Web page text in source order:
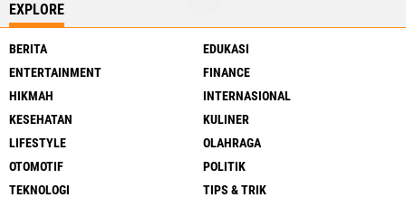
EXPLORE
BERITA
EDUKASI
ENTERTAINMENT
FINANCE
HIKMAH
INTERNASIONAL
KESEHATAN
KULINER
LIFESTYLE
OLAHRAGA
OTOMOTIF
POLITIK
TEKNOLOGI
TIPS & TRIK